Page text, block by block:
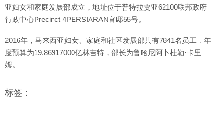
亚妇女和家庭发展部成立，地址位于普特拉贾亚62100联邦政府
行政中心Precinct 4PERSIARAN官邸55号。
2016年，马来西亚妇女、家庭和社区发展部共有7841名员工，年
度预算为19.86917000亿林吉特，部长为鲁哈尼阿卜杜勒·卡里
姆。
标签：